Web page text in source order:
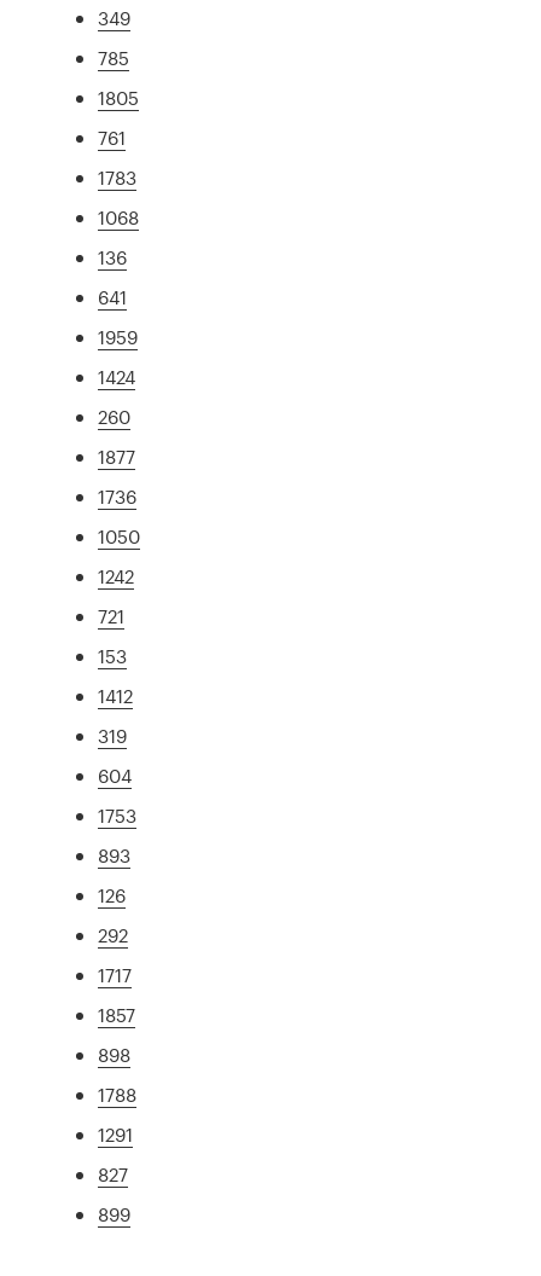
349
785
1805
761
1783
1068
136
641
1959
1424
260
1877
1736
1050
1242
721
153
1412
319
604
1753
893
126
292
1717
1857
898
1788
1291
827
899